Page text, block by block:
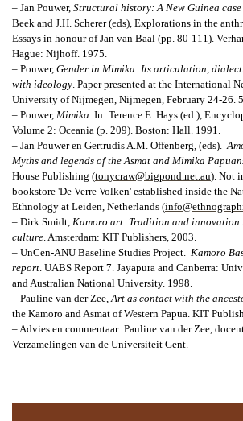
– Jan Pouwer, Structural history: A New Guinea case
Beek and J.H. Scherer (eds), Explorations in the
Essays in honour of Jan van Baal (pp. 80-111).
Hague: Nijhoff. 1975.
– Pouwer, Gender in Mimika : Its articulation,
with ideology . Paper presented at the International
University of Nijmegen, Nijmegen, February 24-26.
– Pouwer, Mimika. In: Terence E. Hays (ed.),
Volume 2: Oceania (p. 209). Boston: Hall. 1991.
– Jan Pouwer en Gertrudis A.M. Offenberg, (eds).
Myths and legends of the Asmat and Mimika
House Publishing (tonycraw@bigpond.net.au). Not
bookstore 'De Verre Volken' established inside the
Ethnology at Leiden, Netherlands (
– Dirk Smidt, Kamoro art: Tradition and innovation
culture . Amsterdam: KIT Publishers, 2003.
– UnCen-ANU Baseline Studies Project.
Kamoro
report UABS Report 7. Jayapura and Canberra:
and Australian National University. 1998.
– Pauline van der Zee, Art as contact with the
the Kamoro and Asmat of Western Papua. KIT
– Advies en commentaar: Pauline van der Zee,
Verzamelingen van de Universiteit Gent.